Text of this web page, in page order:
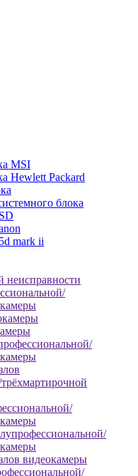
MSI
Hewlett Packard
блока
mark ii
неисправности
видеокамеры